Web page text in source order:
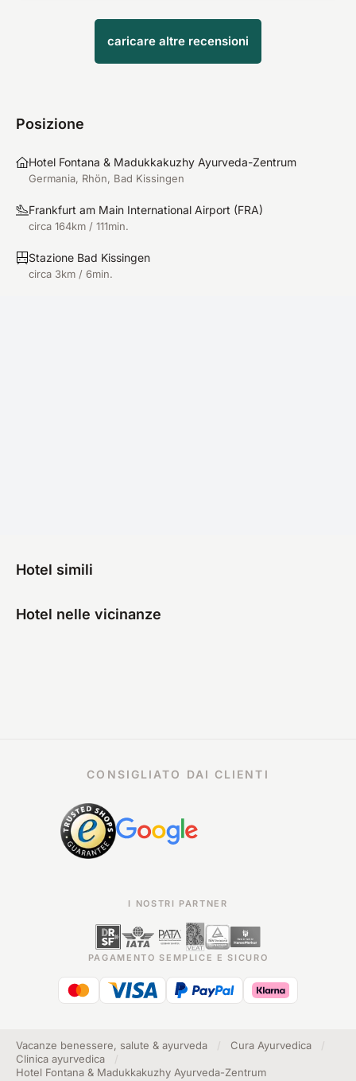
caricare altre recensioni
Posizione
Hotel Fontana & Madukkakuzhy Ayurveda-Zentrum
Germania, Rhön, Bad Kissingen
Frankfurt am Main International Airport (FRA)
circa 164km / 111min.
Stazione Bad Kissingen
circa 3km / 6min.
Hotel simili
Hotel nelle vicinanze
CONSIGLIATO DAI CLIENTI
I NOSTRI PARTNER
PAGAMENTO SEMPLICE E SICURO
Vacanze benessere, salute & ayurveda Cura Ayurvedica
Clinica ayurvedica
Hotel Fontana & Madukkakuzhy Ayurveda-Zentrum